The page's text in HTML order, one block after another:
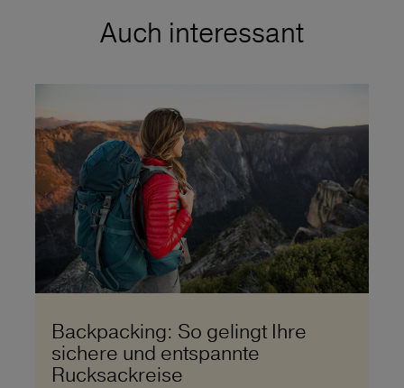
Auch interessant
Backpacking: So gelingt Ihre
sichere und entspannte
Rucksackreise